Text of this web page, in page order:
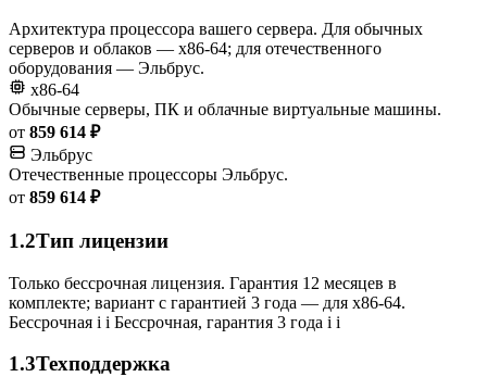
Архитектура процессора вашего сервера. Для обычных
серверов и облаков — x86-64; для отечественного
оборудования — Эльбрус.
x86-64
Обычные серверы, ПК и облачные виртуальные машины.
от 859 614 ₽
Эльбрус
Отечественные процессоры Эльбрус.
от 859 614 ₽
1.2Тип лицензии
Только бессрочная лицензия. Гарантия 12 месяцев в
комплекте; вариант с гарантией 3 года — для x86-64.
Бессрочная i i Бессрочная, гарантия 3 года i i
1.3Техподдержка